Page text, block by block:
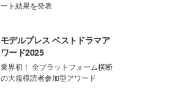
ート結果を発表
モデルプレス ベストドラマア
ワード2025
業界初！ 全プラットフォーム横断
の大規模読者参加型アワード